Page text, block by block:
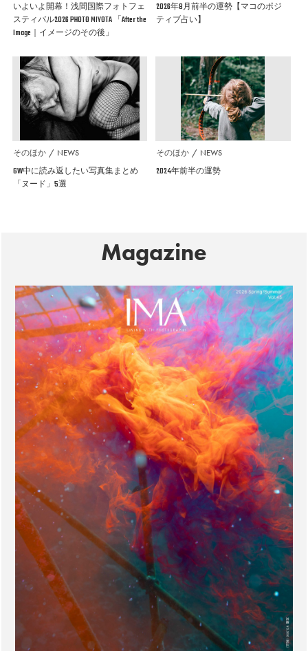
いよいよ開幕！浅間国際フォトフェ
スティバル2026 PHOTO MIYOTA 「After the
Image｜イメージのその後」
2026年8月前半の運勢【マコのポジ
ティブ占い】
そのほか NEWS
GW中に読み返したい写真集まとめ
「ヌード」5選
そのほか NEWS
2024年前半の運勢
Magazine